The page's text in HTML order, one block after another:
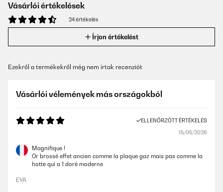
Vásárlói értékelések
24 értékelés
Írjon értékelést
Ezekről a termékekről még nem írtak recenziót
Vásárlói vélemények más országokból
ELLENŐRZÖTT ÉRTÉKELÉS
15/05/2026
Magnifique !
Or brossé effet ancien comme la plaque gaz mais pas comme la
hotte qui a 1 doré moderne
EYA